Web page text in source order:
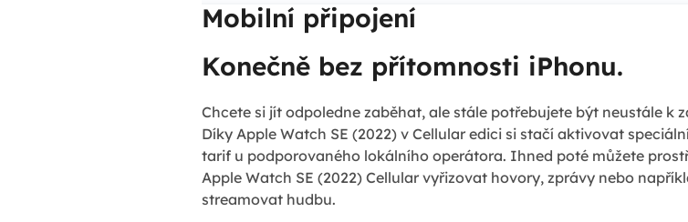
Mobilní připojení
Konečně bez přítomnosti iPhonu.
Chcete si jít odpoledne zaběhat, ale stále potřebujete být neustále k
Díky Apple Watch SE (2022) v Cellular edici si stačí aktivovat
tarif u podporovaného lokálního operátora. Ihned poté můžete
Apple Watch SE (2022) Cellular vyřizovat hovory, zprávy nebo
streamovat hudbu.